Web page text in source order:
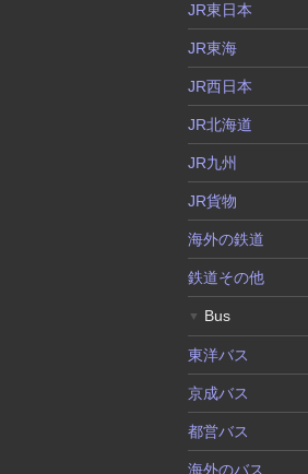
JR東日本
JR東海
JR西日本
JR北海道
JR九州
JR貨物
海外の鉄道
鉄道その他
▼ Bus
東洋バス
京成バス
都営バス
海外のバス